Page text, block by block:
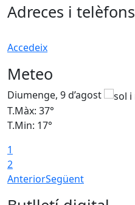
Adreces i telèfons
Accedeix
Meteo
Diumenge, 9 d’agost
T.Màx: 37°
T.Min: 17°
1
2
AnteriorSegüent